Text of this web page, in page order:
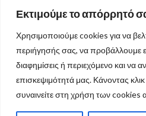
Εκτιμούμε το απόρρητό
Χρησιμοποιούμε cookies για να
περιήγησής σας, να προβάλλουμε
διαφημίσεις ή περιεχόμενο και να
επισκεψιμότητά μας. Κάνοντας
συναινείτε στη χρήση των cookies
FEMARELLE GREECE
Τηλ:2108000507
6981112444
E-Mail:info@femarelle.gr
© Copyright Femarelle 2024